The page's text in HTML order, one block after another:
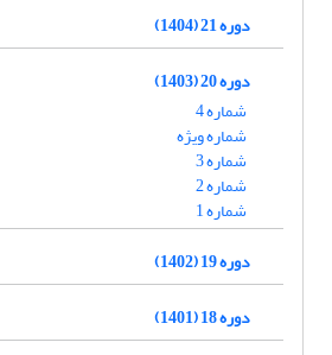
دوره 21 (1404)
دوره 20 (1403)
شماره 4
شماره ویژه
شماره 3
شماره 2
شماره 1
دوره 19 (1402)
دوره 18 (1401)